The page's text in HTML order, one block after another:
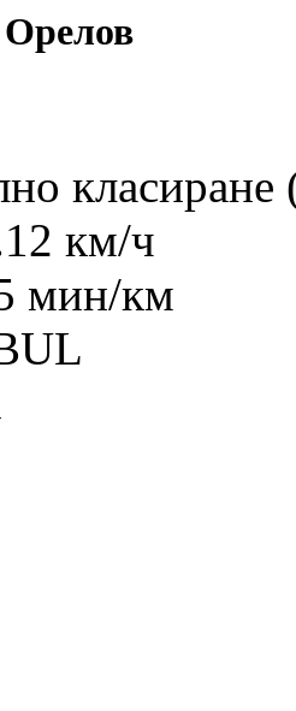
Орелов
км/ч
мин/км